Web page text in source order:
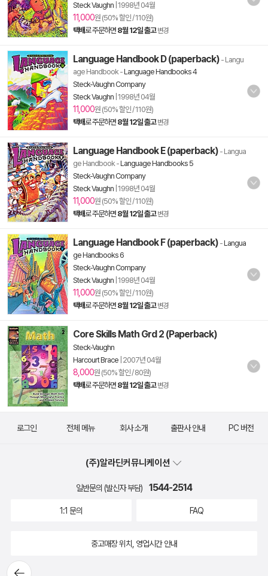
Steck Vaughn 1998년 04월
11,000원 (50% 할인 / 110원)
택배로 주문하면 8월 12일 출고 변경
Language Handbook D (paperback) - Langu
age Handbook-Language Handbooks 4
Steck-Vaughn Company
Steck Vaughn 1998년 04월
11,000원 (50% 할인 / 110원)
택배로 주문하면 8월 12일 출고 변경
Language Handbook E (paperback) - Langua
ge Handbook-Language Handbooks 5
Steck-Vaughn Company
Steck Vaughn 1998년 04월
11,000원 (50% 할인 / 110원)
택배로 주문하면 8월 12일 출고 변경
Language Handbook F (paperback) -Langua
ge Handbooks 6
Steck-Vaughn Company
Steck Vaughn 1998년 04월
11,000원 (50% 할인 / 110원)
택배로 주문하면 8월 12일 출고 변경
Core Skills Math Grd 2 (Paperback)
Steck-Vaughn
Harcourt Brace 2007년 04월
8,000원 (50% 할인 / 80원)
택배로 주문하면 8월 12일 출고 변경
뒤로가
로그인 전체 메뉴 회사 소개 출판사 안내 PC 버전
(주)알라딘커뮤니케이션
일반문의 (발신자 부담) 1544-2514
1:1 문의 FAQ
중고매장 위치, 영업시간 안내